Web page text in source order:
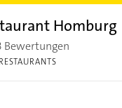
Homburg
Bewertungen